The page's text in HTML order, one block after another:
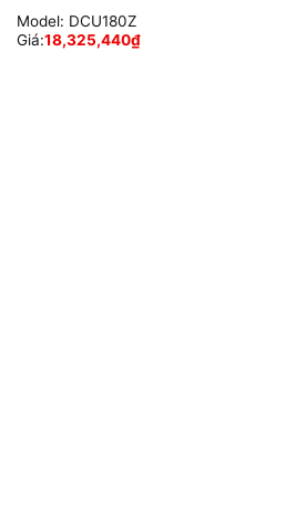
Model: DCU180Z
Giá:18,325,440₫